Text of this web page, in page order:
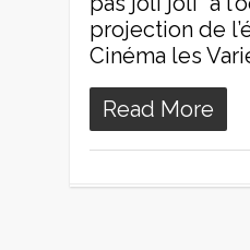
projection de
Cinéma les
Read More